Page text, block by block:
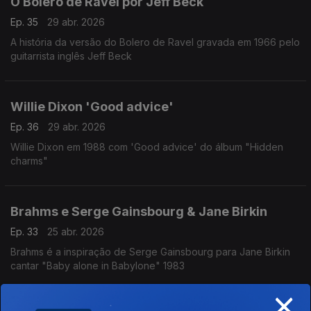
Ep. 35
29 abr. 2026
A história da versão do Bolero de Ravel gravada em 1966 pelo
guitarrista inglês Jeff Beck
Willie Dixon 'Good advice'
Ep. 36
29 abr. 2026
Willie Dixon em 1988 com 'Good advice' do álbum "Hidden
charms"
Brahms e Serge Gainsbourg & Jane Birkin
Ep. 33
25 abr. 2026
Brahms é a inspiração de Serge Gainsbourg para Jane Birkin
cantar "Baby alone in Babylone" 1983